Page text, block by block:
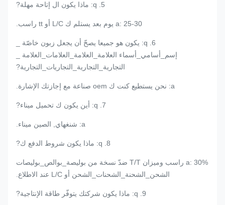
5. q: ماذا يكون ال إتاحة مهلة?
a: 25-30 يوم بعد يستلم ك L/C أو tt راسب.
6. q: يكون هو جميعا يصحّ أن يجعل زبون خاصّة _
إسم_أسامي_أسماء العلامة_العلامة_العلامات_العلامة _
التجارية_التجارية_التجاريات_التجارية?
a: نحن يستطيع كنت ك oem صناعة مع إجازتك الإشارة.
7. q: أين يكون ك تحميل ميناء?
a: شنغهاي, الصين ميناء.
8. q: ماذا يكون شروط الدفع ك?
a: 30% راسب وميزان T/T ضدّ نسخة من بوليصة_بوالص_بوليصات
الشحن_الشحنة_الشحنات_الشحن أو L/C عند الاطلاع.
9. q: ماذا يكون شركتك يتوفّر طاقة الإنتاجية?